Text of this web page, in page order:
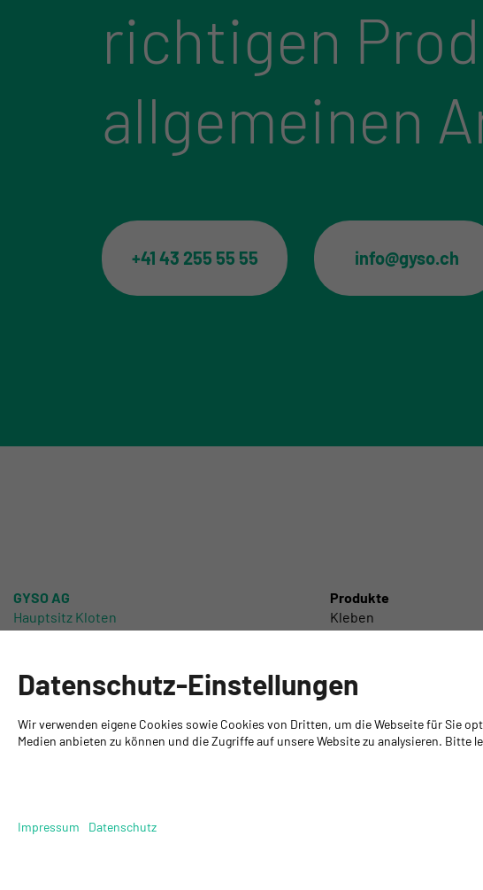
richtigen
allgemeinen
+41 43 255 55 55 info@gyso.ch
Produkte
Kleben
Dichten
Lackieren / Polieren
Werkzeuge / Zubehör
GYSO AG
Hauptsitz Kloten
Steinackerstrasse 34
+ 41 43 255 55 55
info@gyso.ch
Datenschutz-Einstellungen
Wir verwenden eigene Cookies sowie Cookies von Dritten, um die Webseite für Sie
Medien anbieten zu können und die Zugriffe auf unsere Website zu analysieren. Bitte
Impressum Datenschutz